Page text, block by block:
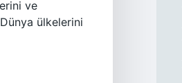
ve
ülkelerini